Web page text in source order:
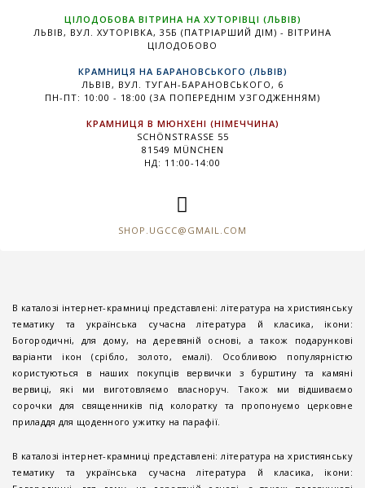
ЦІЛОДОБОВА ВІТРИНА НА ХУТОРІВЦІ (ЛЬВІВ)
ЛЬВІВ, ВУЛ. ХУТОРІВКА, 35Б (ПАТРІАРШИЙ ДІМ) - ВІТРИНА
ЦІЛОДОБОВО
КРАМНИЦЯ НА БАРАНОВСЬКОГО (ЛЬВІВ)
ЛЬВІВ, ВУЛ. ТУГАН-БАРАНОВСЬКОГО, 6
ПН-ПТ: 10:00 - 18:00 (ЗА ПОПЕРЕДНІМ УЗГОДЖЕННЯМ)
КРАМНИЦЯ В МЮНХЕНІ (НІМЕЧЧИНА)
SCHÖNSTRASSE 55
81549 MÜNCHEN
НД: 11:00-14:00
SHOP.UGCC@GMAIL.COM
В каталозі інтернет-крамниці представлені: література на християнську
тематику та українська сучасна література й класика, ікони:
Богородичні, для дому, на деревяній основі, а також подарункові
варіанти ікон (срібло, золото, емалі). Особливою популярністю
користуються в наших покупців вервички з бурштину та камяні
вервиці, які ми виготовляємо власноруч. Також ми відшиваємо
сорочки для священників під колоратку та пропонуємо церковне
приладдя для щоденного ужитку на парафії.
В каталозі інтернет-крамниці представлені: література на християнську
тематику та українська сучасна література й класика, ікони: